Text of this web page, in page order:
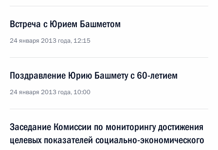
Встреча с Юрием Башметом
24 января 2013 года, 12:15
Поздравление Юрию Башмету с 60-летием
24 января 2013 года, 10:00
Заседание Комиссии по мониторингу достижения
целевых показателей социально-экономического